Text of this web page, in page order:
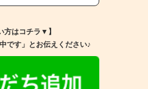
方はコチラ▼】
です」とお伝えください♪